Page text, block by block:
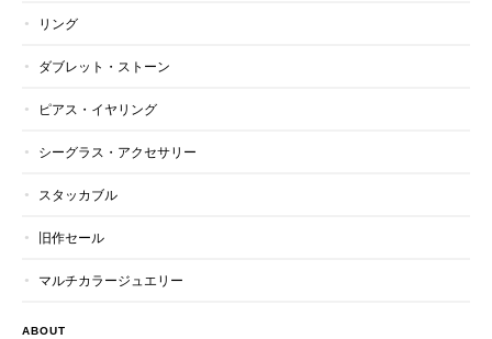
リング
ダブレット・ストーン
ピアス・イヤリング
シーグラス・アクセサリー
スタッカブル
旧作セール
マルチカラージュエリー
ABOUT